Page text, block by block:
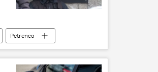
Petrenco